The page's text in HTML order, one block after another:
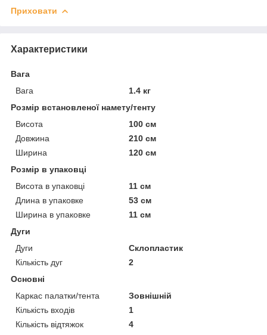
Приховати
Характеристики
Вага
Вага
1.4 кг
Розмір встановленої намету/тенту
Висота
100 см
Довжина
210 см
Ширина
120 см
Розмір в упаковці
Висота в упаковці
11 см
Длина в упаковке
53 см
Ширина в упаковке
11 см
Дуги
Дуги
Склопластик
Кількість дуг
2
Основні
Каркас палатки/тента
Зовнішній
Кількість входів
1
Кількість відтяжок
4